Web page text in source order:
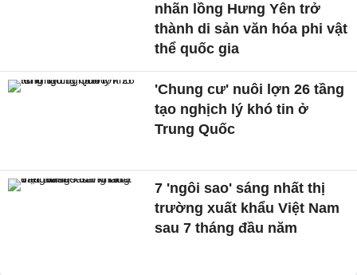
nhãn lồng Hưng Yên trở
thành di sản văn hóa phi vật
thể quốc gia
'Chung cư' nuôi lợn 26 tầng
tạo nghịch lý khó tin ở
Trung Quốc
7 'ngôi sao' sáng nhất thị
trường xuất khẩu Việt Nam
sau 7 tháng đầu năm